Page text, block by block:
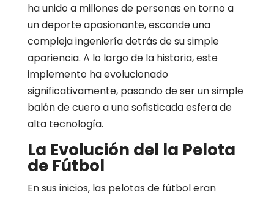
ha unido a millones de personas en torno a
un deporte apasionante, esconde una
compleja ingeniería detrás de su simple
apariencia. A lo largo de la historia, este
implemento ha evolucionado
significativamente, pasando de ser un simple
balón de cuero a una sofisticada esfera de
alta tecnología.
La Evolución del la Pelota
de Fútbol
En sus inicios, las pelotas de fútbol eran